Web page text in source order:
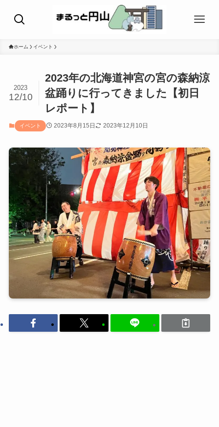
ホーム イベント
2023年の北海道神宮の宮の森納涼
盆踊りに行ってきました【初日
レポート】
2023
12/10
イベント 2023年8月15日 2023年12月10日